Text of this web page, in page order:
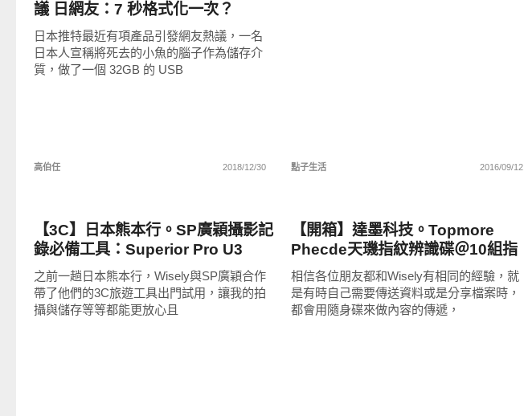
議 日網友：7 秒格式化一次？
日本推特最近有項產品引發網友熱議，一名
日本人宣稱將死去的小魚的腦子作為儲存介
質，做了一個 32GB 的 USB
高伯任 2018/12/30 點子生活 2016/09/12
【3C】日本熊本行。SP廣穎攝影記
錄必備工具：Superior Pro U3
SDXC 64GB高速記憶卡、USB3.0
多合一讀卡機、Armor A65軍規防
震硬碟、S102 超薄行動電源
之前一趟日本熊本行，Wisely與SP廣穎合作
帶了他們的3C旅遊工具出門試用，讓我的拍
攝與儲存等等都能更放心且
【開箱】達墨科技。Topmore
Phecde天璣指紋辨識碟＠10組指
紋編碼辨識&USB 3.0存取
相信各位朋友都和Wisely有相同的經驗，就
是有時自己需要傳送資料或是分享檔案時，
都會用隨身碟來做內容的傳遞，